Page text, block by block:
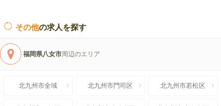
その他の求人を探す
福岡県八女市周辺のエリア
北九州市全域 北九州市門司区 北九州市若松区